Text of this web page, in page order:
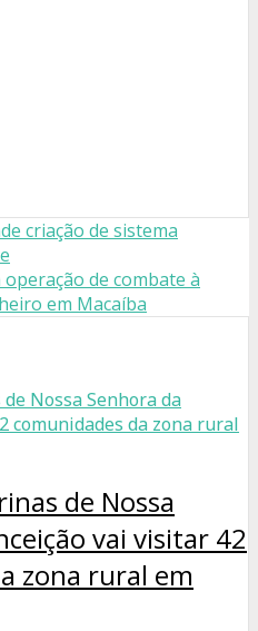
criação de sistema
operação de combate à
em Macaíba
de Nossa
vai visitar 42
zona rural em